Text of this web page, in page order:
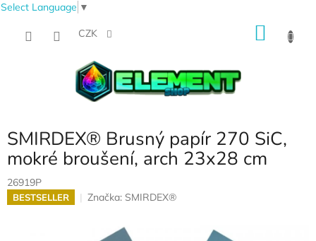
Select Language ▼
CZK
SMIRDEX® Brusný papír 270 SiC,
mokré broušení, arch 23x28 cm
26919P
BESTSELLER Značka: SMIRDEX®